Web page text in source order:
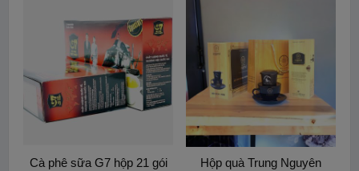
Cà phê sữa G7 hộp 21 gói
Hộp quà Trung Nguyên